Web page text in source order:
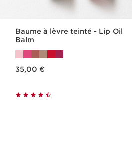
Baume à lèvre teinté - Lip Oil
Balm
35,00 €